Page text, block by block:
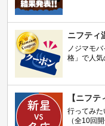
ニフティ
ノジマモ
格」で人気
【ニフ
行ってみた
（全10回